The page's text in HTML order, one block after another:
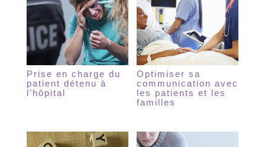
Prise en charge du
patient détenu à
l’hôpital
Optimiser sa
communication avec
les patients et les
familles